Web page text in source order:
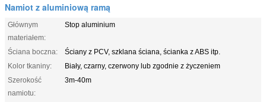
Namiot z aluminiową ramą
Głównym
materiałem:
Stop aluminium
Ściana boczna:
Ściany z PCV, szklana ściana, ścianka z ABS itp.
Kolor tkaniny:
Biały, czarny, czerwony lub zgodnie z życzeniem
Szerokość
namiotu:
3m-40m